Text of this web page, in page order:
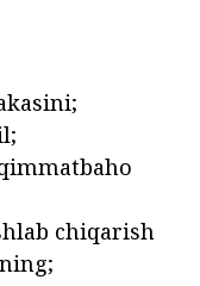
chiqarish